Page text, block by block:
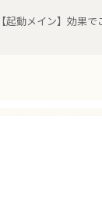
動メイン】効果で